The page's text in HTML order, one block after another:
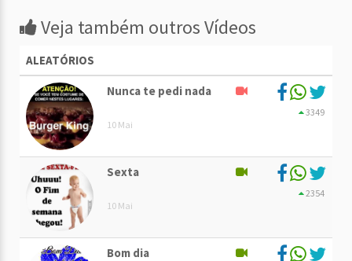
Veja também outros Vídeos
ALEATÓRIOS
Nunca te pedi nada
10 Mai
3349
Sexta
10 Mai
2354
Bom dia